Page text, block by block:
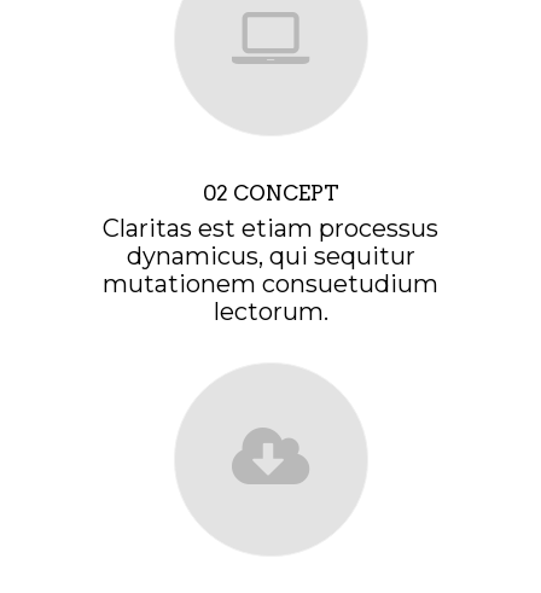
02 CONCEPT
Claritas est etiam processus
dynamicus, qui sequitur
mutationem consuetudium
lectorum.